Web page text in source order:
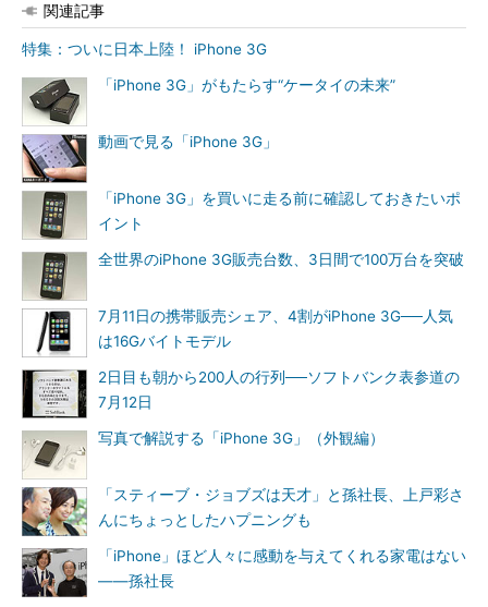
関連記事
特集：ついに日本上陸！ iPhone 3G
「iPhone 3G」がもたらす“ケータイの未来”
動画で見る「iPhone 3G」
「iPhone 3G」を買いに走る前に確認しておきたいポ
イント
全世界のiPhone 3G販売台数、3日間で100万台を突破
7月11日の携帯販売シェア、4割がiPhone 3G──人気
は16Gバイトモデル
2日目も朝から200人の行列──ソフトバンク表参道の
7月12日
写真で解説する「iPhone 3G」（外観編）
「スティーブ・ジョブズは天才」と孫社長、上戸彩さ
んにちょっとしたハプニングも
「iPhone」ほど人々に感動を与えてくれる家電はない
――孫社長